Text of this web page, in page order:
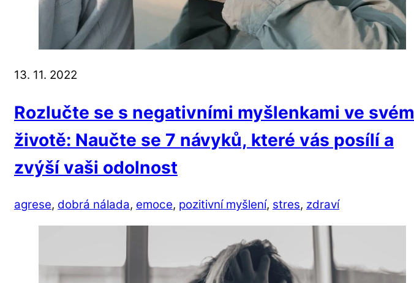
13. 11. 2022
Rozlučte se s negativními myšlenkami ve svém
životě: Naučte se 7 návyků, které vás posílí a
zvýší vaši odolnost
agrese, dobrá nálada, emoce, pozitivní myšlení, stres, zdraví